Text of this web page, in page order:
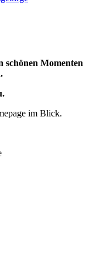
schönen Momenten
im Blick.